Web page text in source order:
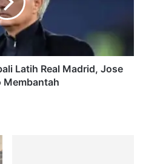
Latih Real Madrid, Jose
Membantah